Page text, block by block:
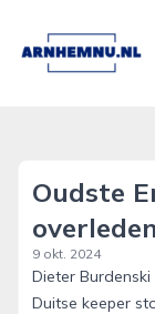
arnhemnu.nl
Oudste
overleden
9 okt. 2024
Dieter
Duitse keeper